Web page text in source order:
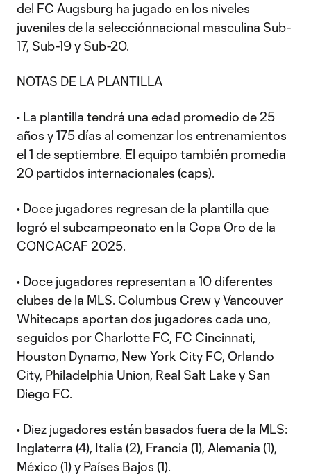
del FC Augsburg ha jugado en los niveles
juveniles de la selecciónnacional masculina Sub-
17, Sub-19 y Sub-20.
NOTAS DE LA PLANTILLA
• La plantilla tendrá una edad promedio de 25
años y 175 días al comenzar los entrenamientos
el 1 de septiembre. El equipo también promedia
20 partidos internacionales (caps).
• Doce jugadores regresan de la plantilla que
logró el subcampeonato en la Copa Oro de la
CONCACAF 2025.
• Doce jugadores representan a 10 diferentes
clubes de la MLS. Columbus Crew y Vancouver
Whitecaps aportan dos jugadores cada uno,
seguidos por Charlotte FC, FC Cincinnati,
Houston Dynamo, New York City FC, Orlando
City, Philadelphia Union, Real Salt Lake y San
Diego FC.
• Diez jugadores están basados fuera de la MLS:
Inglaterra (4), Italia (2), Francia (1), Alemania (1),
México (1) y Países Bajos (1).